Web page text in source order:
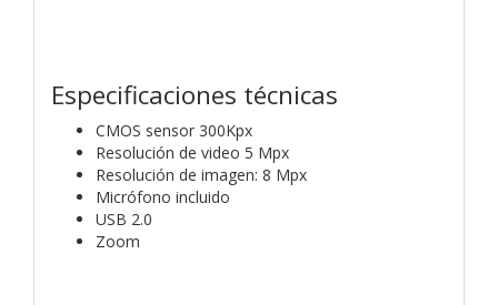
Especificaciones técnicas
CMOS sensor 300Kpx
Resolución de video 5 Mpx
Resolución de imagen: 8 Mpx
Micrófono incluido
USB 2.0
Zoom